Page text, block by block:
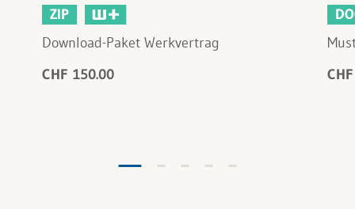
ZIP
Download-Paket Werkvertrag
CHF 150.00